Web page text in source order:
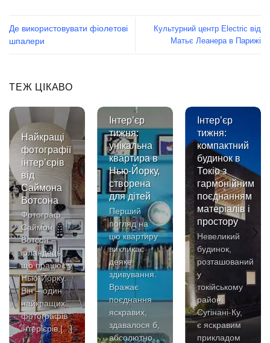
Де використовувати фіолетові
шпалери
Культурний центр Electric від
Матьє Леанера в Парижі
ТЕЖ ЦІКАВО
Найкращі
фотографії
інтер’єрів
від
Саймона
Вотсона
Фотограф
Саймон
Вотсон –
ірландець,
що працює у
Нью-Йорку.
Він – один
найкращих
фотографів
інтер’єрів,[...]
Інтер’єр
тижня:
унікальна
квартира в
Нью-Йорку,
створена
для дітей
Перший
погляд на
цю квартиру
викликає
деяке
здивування.
Вражає
поєднання
яскравих,
здавалося б,
абсолютно
Інтер’єр
тижня:
компактний
будинок в
Токіо з
гармонійним
поєднанням
матеріалів і
простору
Невеликий
будинок,
розташований
у
токійському
районі
Сугінані-Ку,
є яскравим
прикладом